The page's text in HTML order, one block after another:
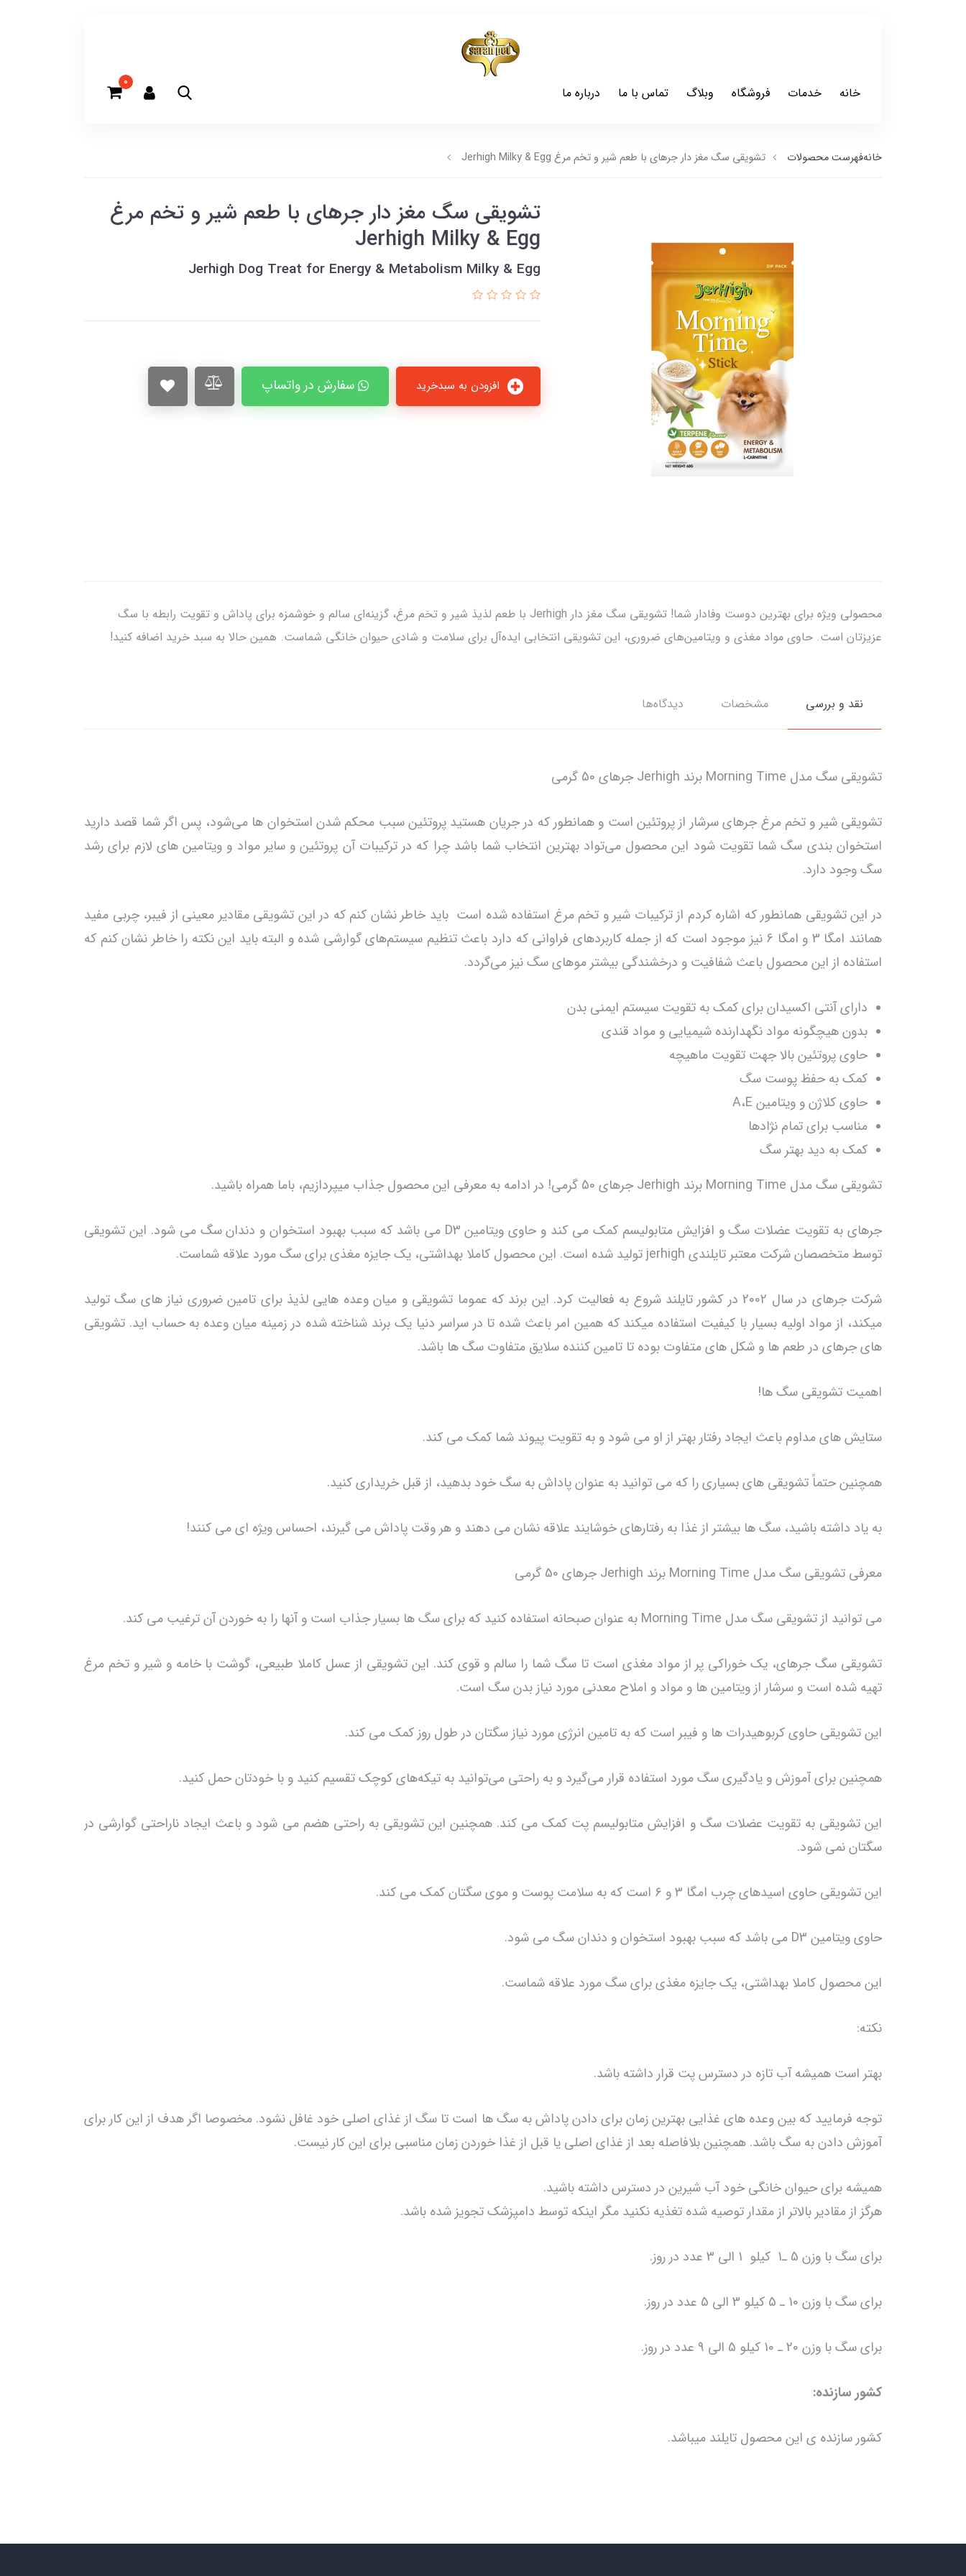
خانه خدمات فروشگاه وبلاگ تماس با ما درباره ما
0
خانهفهرست محصولات تشویقی سگ مغز دار جرهای با طعم شیر و تخم مرغ Jerhigh Milky & Egg
تشویقی سگ مغز دار جرهای با طعم شیر و تخم مرغ
Jerhigh Milky & Egg
Jerhigh Dog Treat for Energy & Metabolism Milky & Egg
سفارش در واتساپ
محصولی ویژه برای بهترین دوست وفادار شما! تشویقی سگ مغز دار Jerhigh با طعم لذیذ شیر و تخم مرغ، گزینه‌ای سالم و خوشمزه برای پاداش و تقویت رابطه با سگ
عزیزتان است. حاوی مواد مغذی و ویتامین‌های ضروری، این تشویقی انتخابی ایده‌آل برای سلامت و شادی حیوان خانگی شماست. همین حالا به سبد خرید اضافه کنید!
نقد و بررسی مشخصات دیدگاه‌ها
تشویقی سگ مدل Morning Time برند Jerhigh جرهای 50 گرمی
تشویقی شیر و تخم مرغ جرهای سرشار از پروتئین است و همانطور که در جریان هستید پروتئین سبب محکم شدن استخوان ها می‌شود، پس اگر شما قصد دارید
استخوان بندی سگ شما تقویت شود این محصول می‌تواد بهترین انتخاب شما باشد چرا که در ترکیبات آن پروتئین و سایر مواد و ویتامین های لازم برای رشد
سگ وجود دارد.
در این تشویقی همانطور که اشاره کردم از ترکیبات شیر و تخم مرغ استفاده شده است باید خاطر نشان کنم که در این تشویقی مقادیر معینی از فیبر، چربی مفید
همانند امگا 3 و امگا 6 نیز موجود است که از جمله کاربردهای فراوانی که دارد باعث تنظیم سیستم‌های گوارشی شده و البته باید این نکته را خاطر نشان کنم که
استفاده از این محصول باعث شفافیت و درخشندگی بیشتر موهای سگ نیز می‌گردد.
دارای آنتی اکسیدان برای کمک به تقویت سیستم ایمنی بدن
بدون هیچگونه مواد نگهدارنده شیمیایی و مواد قندی
حاوی پروتئین بالا جهت تقویت ماهیچه
کمک به حفظ پوست سگ
حاوی کلاژن و ویتامین A،E
مناسب برای تمام نژادها
کمک به دید بهتر سگ
تشویقی سگ مدل Morning Time برند Jerhigh جرهای 50 گرمی! در ادامه به معرفی این محصول جذاب میپردازیم، باما همراه باشید.
جرهای به تقویت عضلات سگ و افزایش متابولیسم کمک می کند و حاوی ویتامین D3 می باشد که سبب بهبود استخوان و دندان سگ می شود. این تشویقی
توسط متخصصان شرکت معتبر تایلندی jerhigh تولید شده است. این محصول کاملا بهداشتی، یک جایزه مغذی برای سگ مورد علاقه شماست.
شرکت جرهای در سال 2002 در کشور تایلند شروع به فعالیت کرد. این برند که عموما تشویقی و میان وعده هایی لذیذ برای تامین ضروری نیاز های سگ تولید
میکند، از مواد اولیه بسیار با کیفیت استفاده میکند که همین امر باعث شده تا در سراسر دنیا یک برند شناخته شده در زمینه میان وعده به حساب اید. تشویقی
های جرهای در طعم ها و شکل های متفاوت بوده تا تامین کننده سلایق متفاوت سگ ها باشد.
اهمیت تشویقی سگ ها!
ستایش های مداوم باعث ایجاد رفتار بهتر از او می شود و به تقویت پیوند شما کمک می کند.
همچنین حتماً تشویقی های بسیاری را که می توانید به عنوان پاداش به سگ خود بدهید، از قبل خریداری کنید.
به یاد داشته باشید، سگ ها بیشتر از غذا به رفتارهای خوشایند علاقه نشان می دهند و هر وقت پاداش می گیرند، احساس ویژه ای می کنند!
معرفی تشویقی سگ مدل Morning Time برند Jerhigh جرهای 50 گرمی
می توانید از تشویقی سگ مدل Morning Time به عنوان صبحانه استفاده کنید که برای سگ ها بسیار جذاب است و آنها را به خوردن آن ترغیب می کند.
تشویقی سگ جرهای، یک خوراکی پر از مواد مغذی است تا سگ شما را سالم و قوی کند. این تشویقی از عسل کاملا طبیعی، گوشت با خامه و شیر و تخم مرغ
تهیه شده است و سرشار از ویتامین ها و مواد و املاح معدنی مورد نیاز بدن سگ است.
این تشویقی حاوی کربوهیدرات ها و فیبر است که به تامین انرژی مورد نیاز سگتان در طول روز کمک می کند.
همچنین برای آموزش و یادگیری سگ مورد استفاده قرار می‌گیرد و به راحتی می‌توانید به تیکه‌های کوچک تقسیم کنید و با خودتان حمل کنید.
این تشویقی به تقویت عضلات سگ و افزایش متابولیسم پت کمک می کند. همچنین این تشویقی به راحتی هضم می شود و باعث ایجاد ناراحتی گوارشی در
سگتان نمی شود.
این تشویقی حاوی اسیدهای چرب امگا ۳ و ۶ است که به سلامت پوست و موی سگتان کمک می کند.
حاوی ویتامین D3 می باشد که سبب بهبود استخوان و دندان سگ می شود.
این محصول کاملا بهداشتی، یک جایزه مغذی برای سگ مورد علاقه شماست.
نکته:
بهتر است همیشه آب تازه در دسترس پت قرار داشته باشد.
توجه فرمایید که بین وعده های غذایی بهترین زمان برای دادن پاداش به سگ ها است تا سگ از غذای اصلی خود غافل نشود. مخصوصا اگر هدف از این کار برای
آموزش دادن به سگ باشد. همچنین بلافاصله بعد از غذای اصلی یا قبل از غذا خوردن زمان مناسبی برای این کار نیست.
همیشه برای حیوان خانگی خود آب شیرین در دسترس داشته باشید.
هرگز از مقادیر بالاتر از مقدار توصیه شده تغذیه نکنید مگر اینکه توسط دامپزشک تجویز شده باشد.
برای سگ‌ با وزن 5 ـ1 کیلو 1 الی 3 عدد در روز.
برای سگ‌ با وزن 10 ـ 5 کیلو 3 الی 5 عدد در روز.
برای سگ‌ با وزن 20 ـ 10 کیلو 5 الی 9 عدد در روز.
کشور سازنده:
کشور سازنده ی این محصول تایلند میباشد.